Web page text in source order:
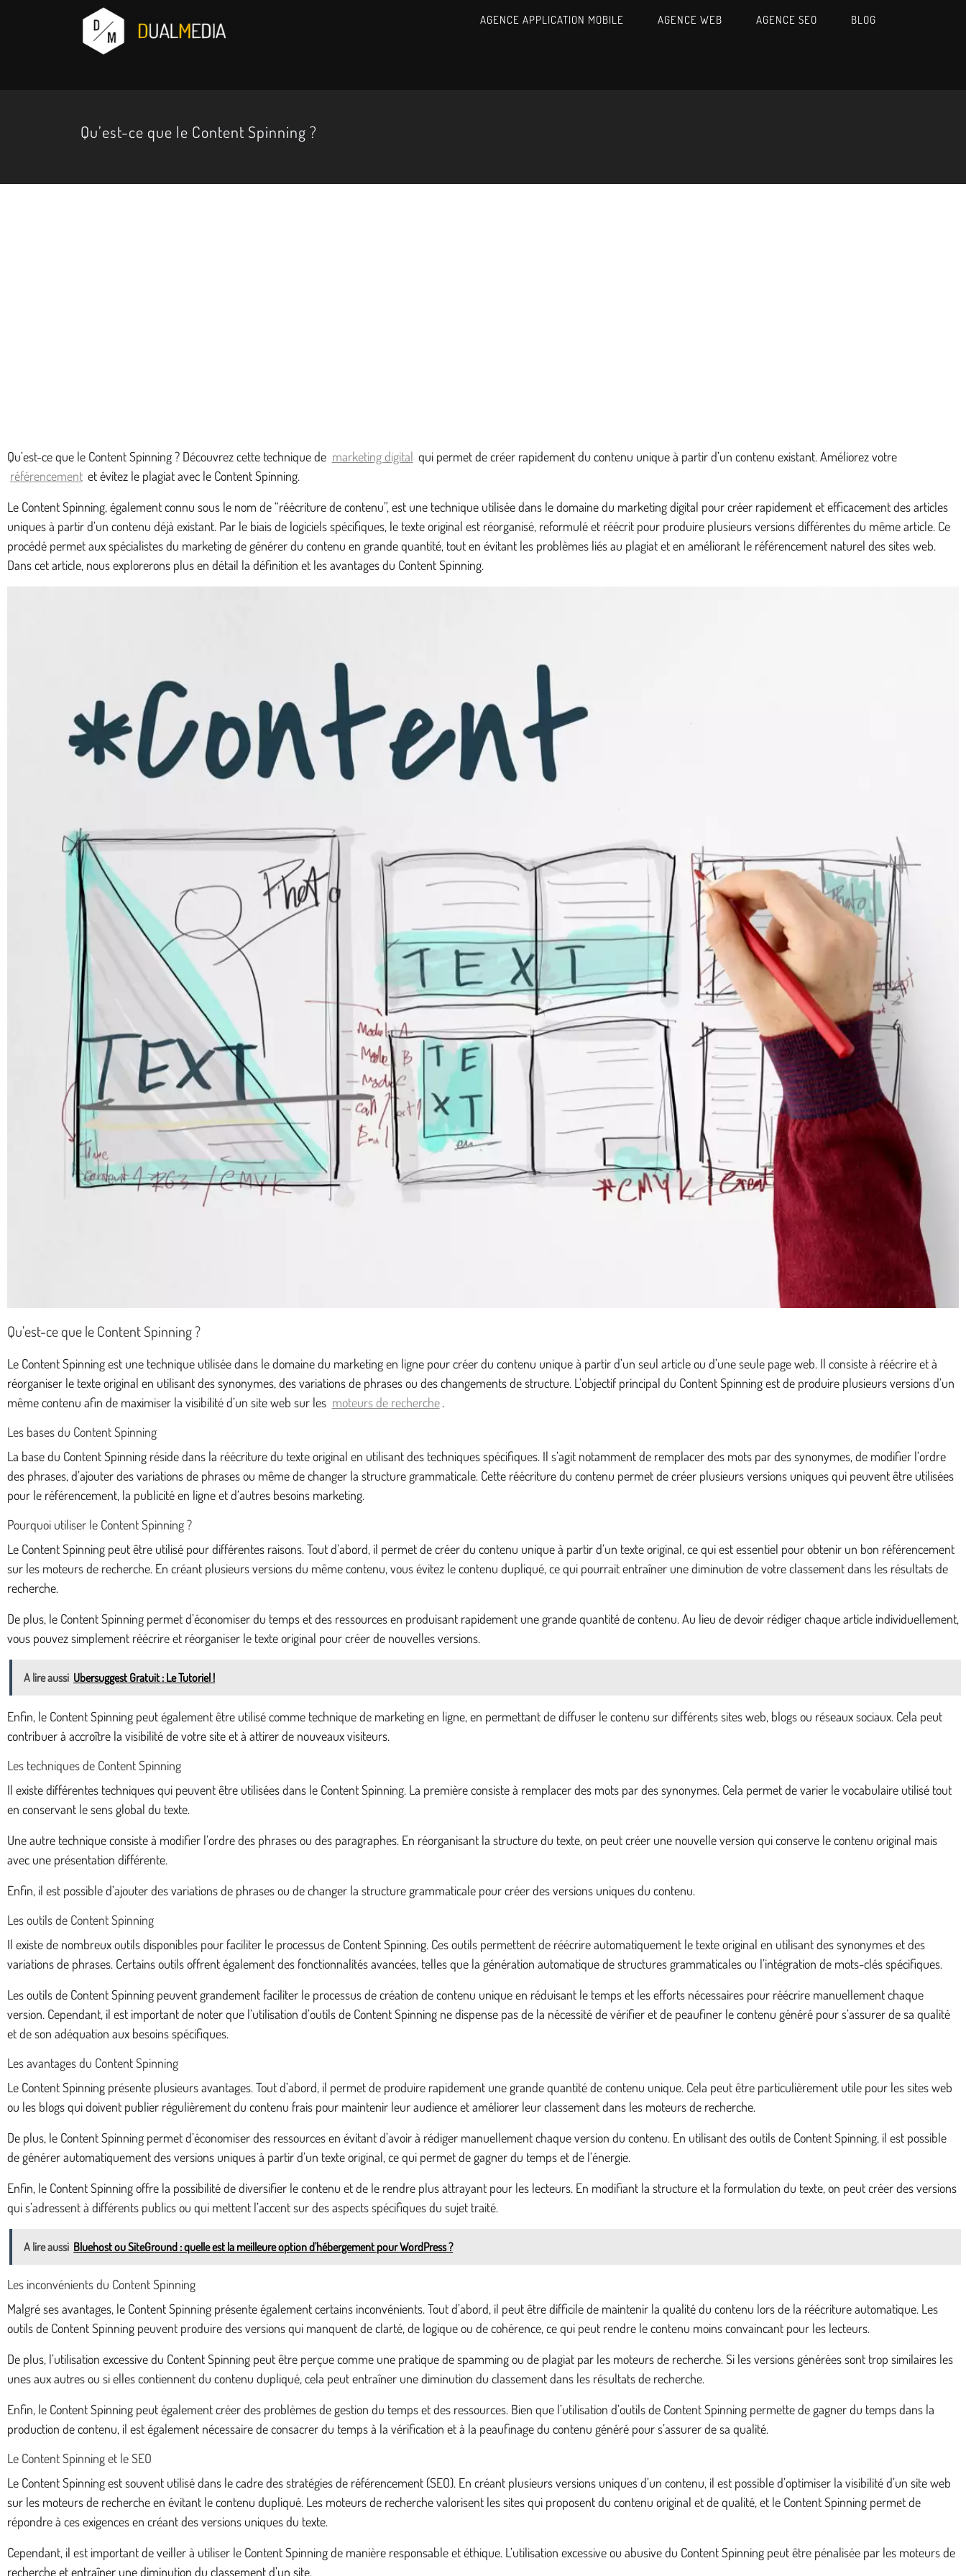
AGENCE APPLICATION MOBILE AGENCE WEB AGENCE SEO BLOG
Qu’est-ce que le Content Spinning ?
Qu’est-ce que le Content Spinning ? Découvrez cette technique de marketing digital qui permet de créer rapidement du contenu unique à partir d’un contenu existant. Améliorez votre
référencement et évitez le plagiat avec le Content Spinning.
Le Content Spinning, également connu sous le nom de “réécriture de contenu”, est une technique utilisée dans le domaine du marketing digital pour créer rapidement et efficacement des articles
uniques à partir d’un contenu déjà existant. Par le biais de logiciels spécifiques, le texte original est réorganisé, reformulé et réécrit pour produire plusieurs versions différentes du même article. Ce
procédé permet aux spécialistes du marketing de générer du contenu en grande quantité, tout en évitant les problèmes liés au plagiat et en améliorant le référencement naturel des sites web.
Dans cet article, nous explorerons plus en détail la définition et les avantages du Content Spinning.
Qu’est-ce que le Content Spinning ?
Le Content Spinning est une technique utilisée dans le domaine du marketing en ligne pour créer du contenu unique à partir d’un seul article ou d’une seule page web. Il consiste à réécrire et à
réorganiser le texte original en utilisant des synonymes, des variations de phrases ou des changements de structure. L’objectif principal du Content Spinning est de produire plusieurs versions d’un
même contenu afin de maximiser la visibilité d’un site web sur les moteurs de recherche .
Les bases du Content Spinning
La base du Content Spinning réside dans la réécriture du texte original en utilisant des techniques spécifiques. Il s’agit notamment de remplacer des mots par des synonymes, de modifier l’ordre
des phrases, d’ajouter des variations de phrases ou même de changer la structure grammaticale. Cette réécriture du contenu permet de créer plusieurs versions uniques qui peuvent être utilisées
pour le référencement, la publicité en ligne et d’autres besoins marketing.
Pourquoi utiliser le Content Spinning ?
Le Content Spinning peut être utilisé pour différentes raisons. Tout d’abord, il permet de créer du contenu unique à partir d’un texte original, ce qui est essentiel pour obtenir un bon référencement
sur les moteurs de recherche. En créant plusieurs versions du même contenu, vous évitez le contenu dupliqué, ce qui pourrait entraîner une diminution de votre classement dans les résultats de
recherche.
De plus, le Content Spinning permet d’économiser du temps et des ressources en produisant rapidement une grande quantité de contenu. Au lieu de devoir rédiger chaque article individuellement,
vous pouvez simplement réécrire et réorganiser le texte original pour créer de nouvelles versions.
A lire aussi Ubersuggest Gratuit : Le Tutoriel !
Enfin, le Content Spinning peut également être utilisé comme technique de marketing en ligne, en permettant de diffuser le contenu sur différents sites web, blogs ou réseaux sociaux. Cela peut
contribuer à accroître la visibilité de votre site et à attirer de nouveaux visiteurs.
Les techniques de Content Spinning
Il existe différentes techniques qui peuvent être utilisées dans le Content Spinning. La première consiste à remplacer des mots par des synonymes. Cela permet de varier le vocabulaire utilisé tout
en conservant le sens global du texte.
Une autre technique consiste à modifier l’ordre des phrases ou des paragraphes. En réorganisant la structure du texte, on peut créer une nouvelle version qui conserve le contenu original mais
avec une présentation différente.
Enfin, il est possible d’ajouter des variations de phrases ou de changer la structure grammaticale pour créer des versions uniques du contenu.
Les outils de Content Spinning
Il existe de nombreux outils disponibles pour faciliter le processus de Content Spinning. Ces outils permettent de réécrire automatiquement le texte original en utilisant des synonymes et des
variations de phrases. Certains outils offrent également des fonctionnalités avancées, telles que la génération automatique de structures grammaticales ou l’intégration de mots-clés spécifiques.
Les outils de Content Spinning peuvent grandement faciliter le processus de création de contenu unique en réduisant le temps et les efforts nécessaires pour réécrire manuellement chaque
version. Cependant, il est important de noter que l’utilisation d’outils de Content Spinning ne dispense pas de la nécessité de vérifier et de peaufiner le contenu généré pour s’assurer de sa qualité
et de son adéquation aux besoins spécifiques.
Les avantages du Content Spinning
Le Content Spinning présente plusieurs avantages. Tout d’abord, il permet de produire rapidement une grande quantité de contenu unique. Cela peut être particulièrement utile pour les sites web
ou les blogs qui doivent publier régulièrement du contenu frais pour maintenir leur audience et améliorer leur classement dans les moteurs de recherche.
De plus, le Content Spinning permet d’économiser des ressources en évitant d’avoir à rédiger manuellement chaque version du contenu. En utilisant des outils de Content Spinning, il est possible
de générer automatiquement des versions uniques à partir d’un texte original, ce qui permet de gagner du temps et de l’énergie.
Enfin, le Content Spinning offre la possibilité de diversifier le contenu et de le rendre plus attrayant pour les lecteurs. En modifiant la structure et la formulation du texte, on peut créer des versions
qui s’adressent à différents publics ou qui mettent l’accent sur des aspects spécifiques du sujet traité.
A lire aussi Bluehost ou SiteGround : quelle est la meilleure option d'hébergement pour WordPress ?
Les inconvénients du Content Spinning
Malgré ses avantages, le Content Spinning présente également certains inconvénients. Tout d’abord, il peut être difficile de maintenir la qualité du contenu lors de la réécriture automatique. Les
outils de Content Spinning peuvent produire des versions qui manquent de clarté, de logique ou de cohérence, ce qui peut rendre le contenu moins convaincant pour les lecteurs.
De plus, l’utilisation excessive du Content Spinning peut être perçue comme une pratique de spamming ou de plagiat par les moteurs de recherche. Si les versions générées sont trop similaires les
unes aux autres ou si elles contiennent du contenu dupliqué, cela peut entraîner une diminution du classement dans les résultats de recherche.
Enfin, le Content Spinning peut également créer des problèmes de gestion du temps et des ressources. Bien que l’utilisation d’outils de Content Spinning permette de gagner du temps dans la
production de contenu, il est également nécessaire de consacrer du temps à la vérification et à la peaufinage du contenu généré pour s’assurer de sa qualité.
Le Content Spinning et le SEO
Le Content Spinning est souvent utilisé dans le cadre des stratégies de référencement (SEO). En créant plusieurs versions uniques d’un contenu, il est possible d’optimiser la visibilité d’un site web
sur les moteurs de recherche en évitant le contenu dupliqué. Les moteurs de recherche valorisent les sites qui proposent du contenu original et de qualité, et le Content Spinning permet de
répondre à ces exigences en créant des versions uniques du texte.
Cependant, il est important de veiller à utiliser le Content Spinning de manière responsable et éthique. L’utilisation excessive ou abusive du Content Spinning peut être pénalisée par les moteurs de
recherche et entraîner une diminution du classement d’un site.